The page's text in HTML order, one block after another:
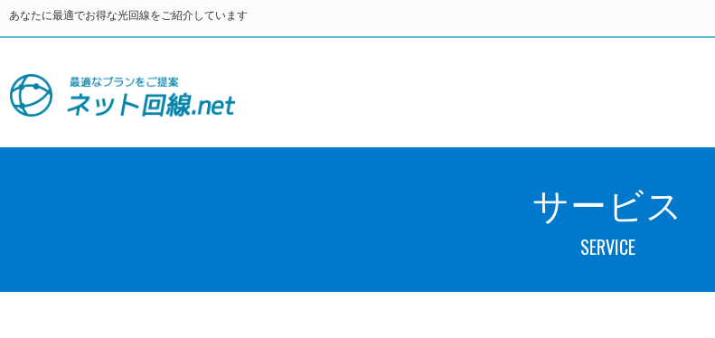
あなたに最適でお得な光回線をご紹介しています
サービス
SERVICE